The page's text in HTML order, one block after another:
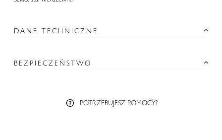
DANE TECHNICZNE
BEZPIECZEŃSTWO
POTRZEBUJESZ POMOCY?